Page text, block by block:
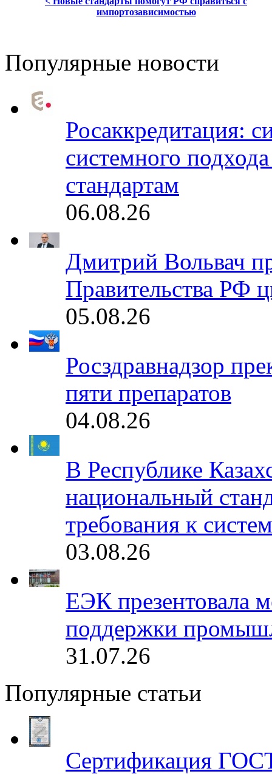
импортозависимостью
Популярные новости
Росаккредитация:
системного
стандартам
06.08.26
Дмитрий Вольвач
Правительства РФ
05.08.26
Росздравнадзор
пяти препаратов
04.08.26
В Республике
национальный
требования к
03.08.26
ЕЭК презентовала
поддержки
31.07.26
Популярные статьи
Сертификация